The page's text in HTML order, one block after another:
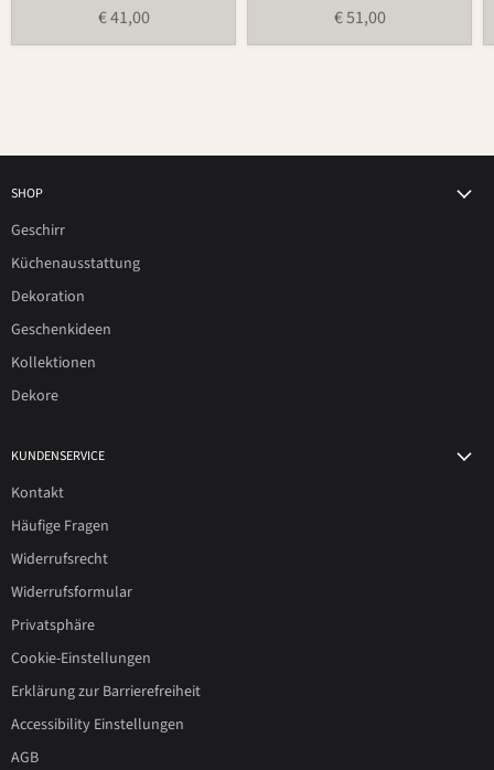
€ 41,00 € 51,00
SHOP
Geschirr
Küchenausstattung
Dekoration
Geschenkideen
Kollektionen
Dekore
KUNDENSERVICE
Kontakt
Häufige Fragen
Widerrufsrecht
Widerrufsformular
Privatsphäre
Cookie-Einstellungen
Erklärung zur Barrierefreiheit
Accessibility Einstellungen
AGB